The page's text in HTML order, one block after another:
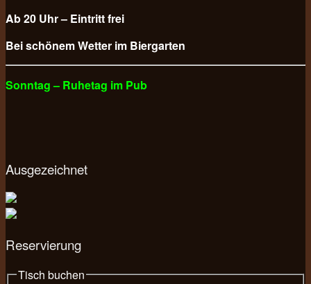
Ab 20 Uhr – Eintritt frei
Bei schönem Wetter im Biergarten
Sonntag – Ruhetag im Pub
Ausgezeichnet
Reservierung
Tisch buchen